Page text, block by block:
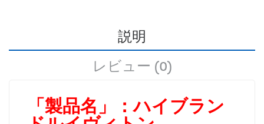
説明
レビュー (0)
「製品名」：ハイブラン